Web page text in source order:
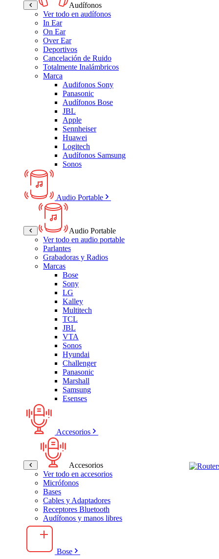
Audífonos
Ver todo en audífonos
In Ear
On Ear
Over Ear
Deportivos
Cancelación de Ruido
Totalmente Inalámbricos
Marca
Audifonos Sony
Panasonic
Audífonos Bose
JBL
Apple
Sennheiser
Huawei
Logitech
Audífonos Samsung
Sonos
Audio Portable
Audio Portable
Ver todo en audio portable
Parlantes
Grabadoras y Radios
Marcas
Bose
Sony
LG
Kalley
Multitech
TCL
JBL
VTA
Sonos
Hyundai
Challenger
Panasonic
Marshall
Samsung
Esenses
Accesorios
Accesorios
Ver todo en accesorios
Micrófonos
Bases
Cables y Adaptadores
Receptores Bluetooth
Audífonos y manos libres
Bose